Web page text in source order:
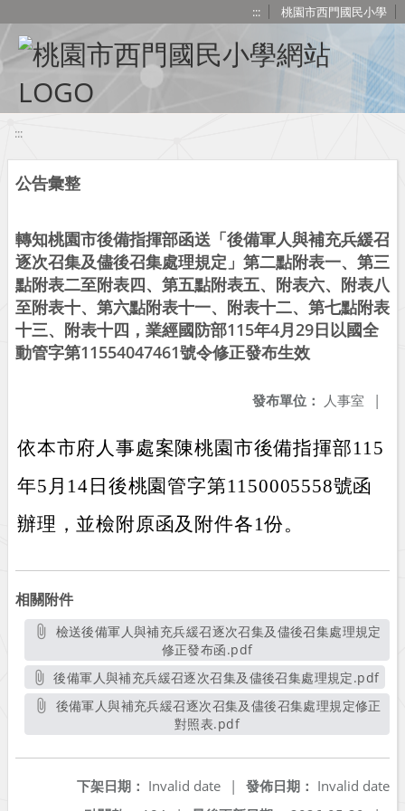
::: 桃園市西門國民小學
:::
公告彙整
轉知桃園市後備指揮部函送「後備軍人與補充兵緩召
逐次召集及儘後召集處理規定」第二點附表一、第三
點附表二至附表四、第五點附表五、附表六、附表八
至附表十、第六點附表十一、附表十二、第七點附表
十三、附表十四，業經國防部115年4月29日以國全
動管字第11554047461號令修正發布生效
發布單位： 人事室 |
依本市府人事處案陳桃園市後備指揮部115
年5月14日後桃園管字第1150005558號函
辦理，並檢附原函及附件各1份。
相關附件
修正發布函.pdf另開新視窗
後備軍人與補充兵緩召逐次召集及儘後召集處理規定.pdf
另開新視窗
對照表.pdf另開新視窗
發佈日期： Invalid date
下架日期： Invalid date
|